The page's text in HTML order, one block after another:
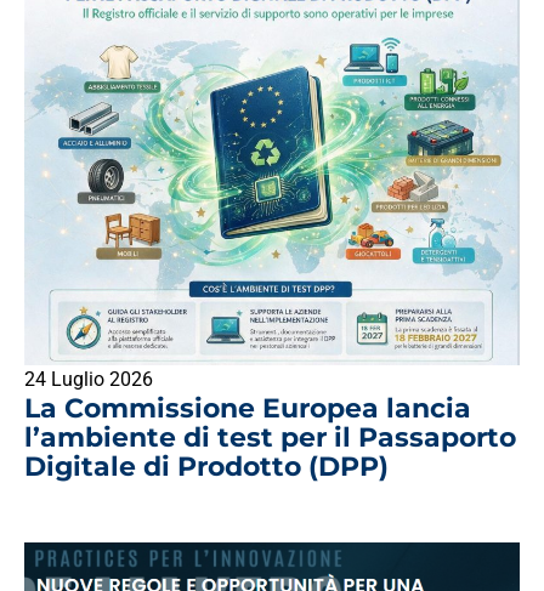
24 Luglio 2026
La Commissione Europea lancia
l’ambiente di test per il Passaporto
Digitale di Prodotto (DPP)